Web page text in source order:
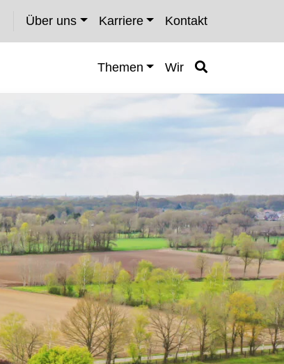
Über uns Karriere Kontakt
Themen Wir